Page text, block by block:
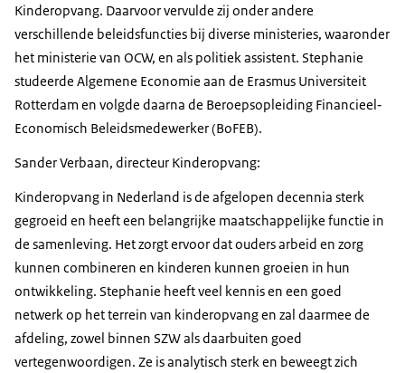
Kinderopvang. Daarvoor vervulde zij onder andere
verschillende beleidsfuncties bij diverse ministeries, waaronder
het ministerie van OCW, en als politiek assistent. Stephanie
studeerde Algemene Economie aan de Erasmus Universiteit
Rotterdam en volgde daarna de Beroepsopleiding Financieel‐
Economisch Beleidsmedewerker (BoFEB).
Sander Verbaan, directeur Kinderopvang:
Kinderopvang in Nederland is de afgelopen decennia sterk
gegroeid en heeft een belangrijke maatschappelijke functie in
de samenleving. Het zorgt ervoor dat ouders arbeid en zorg
kunnen combineren en kinderen kunnen groeien in hun
ontwikkeling. Stephanie heeft veel kennis en een goed
netwerk op het terrein van kinderopvang en zal daarmee de
afdeling, zowel binnen SZW als daarbuiten goed
vertegenwoordigen. Ze is analytisch sterk en beweegt zich